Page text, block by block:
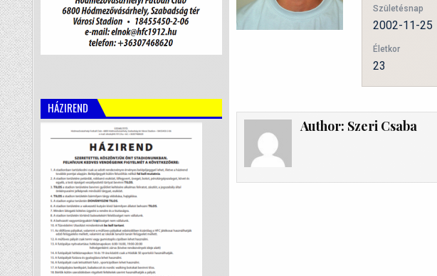
Születésnap
2002-11-25
Életkor
23
Author: Szeri Csaba
HÁZIREND